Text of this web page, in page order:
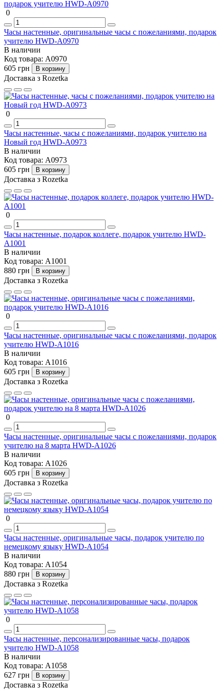
0
Часы настенные, оригинальные часы с пожеланиями, подарок
учителю HWD-A0970
В наличии
Код товара: A0970
605 грн
В корзину
Доставка з Rozetka
0
Часы настенные, часы с пожеланиями, подарок учителю на
Новый год HWD-A0973
В наличии
Код товара: A0973
605 грн
В корзину
Доставка з Rozetka
0
Часы настенные, подарок коллеге, подарок учителю HWD-
A1001
В наличии
Код товара: A1001
880 грн
В корзину
Доставка з Rozetka
0
Часы настенные, оригинальные часы с пожеланиями, подарок
учителю HWD-A1016
В наличии
Код товара: A1016
605 грн
В корзину
Доставка з Rozetka
0
Часы настенные, оригинальные часы с пожеланиями, подарок
учителю на 8 марта HWD-A1026
В наличии
Код товара: A1026
605 грн
В корзину
Доставка з Rozetka
0
Часы настенные, оригинальные часы, подарок учителю по
немецкому языку HWD-A1054
В наличии
Код товара: A1054
880 грн
В корзину
Доставка з Rozetka
0
Часы настенные, персонализированные часы, подарок
учителю HWD-A1058
В наличии
Код товара: A1058
627 грн
В корзину
Доставка з Rozetka